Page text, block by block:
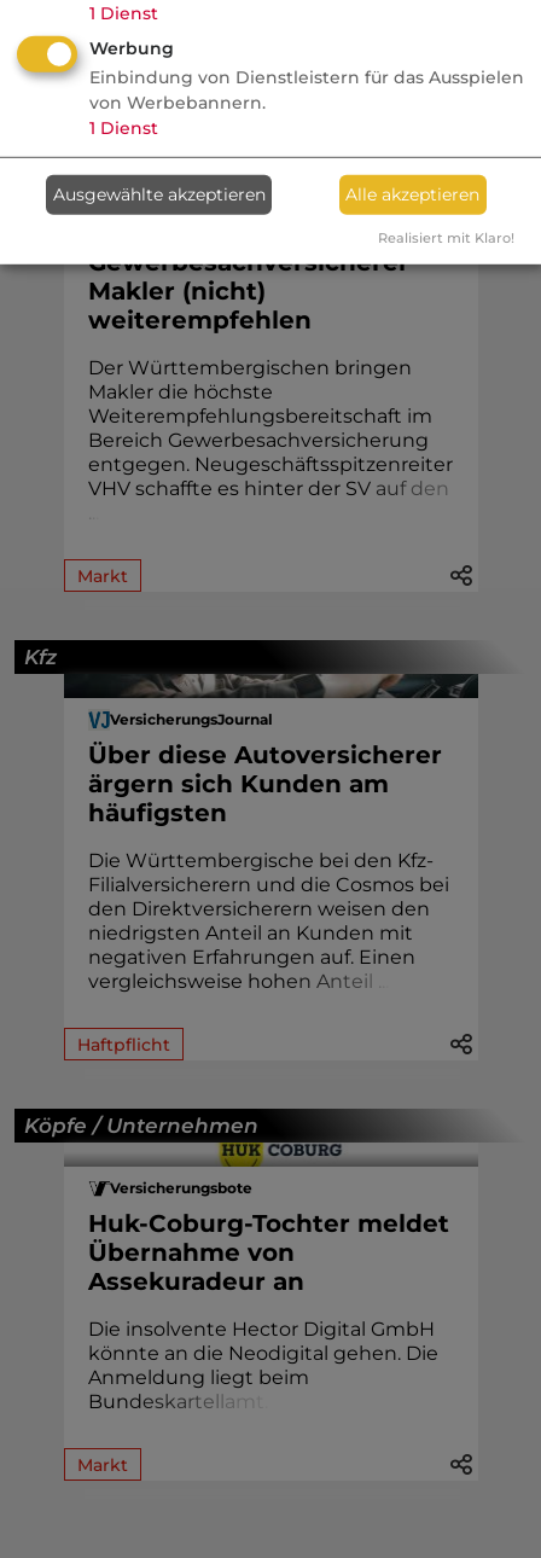
wirklich verraten.
Komposit
VersicherungsJournal
Gewerbesachversicherer
Makler (nicht)
weiterempfehlen
Der Württembergischen bringen
Makler die höchste
Weiterempfehlungsbereitschaft im
Bereich Gewerbesachversicherung
entgegen. Neugeschäftsspitzenreiter
VHV schaffte es hinter der SV auf den
Markt
Kfz
VersicherungsJournal
Über diese Autoversicherer
ärgern sich Kunden am
häufigsten
Die Württembergische bei den Kfz-
Filialversicherern und die Cosmos bei
den Direktversicherern weisen den
niedrigsten Anteil an Kunden mit
negativen Erfahrungen auf. Einen
vergleichsweise hohen Anteil
Haftpflicht
Köpfe / Unternehmen
Versicherungsbote
Huk-Coburg-Tochter meldet
Übernahme von
Assekuradeur an
Die insolvente Hector Digital GmbH
könnte an die Neodigital gehen. Die
Anmeldung liegt beim
Bundeskartellam
Markt
1 Dienst
Werbung
Einbindung von Dienstleistern für das Ausspielen
von Werbebannern.
1 Dienst
Ausgewählte akzeptieren Alle akzeptieren
Realisiert mit Klaro!